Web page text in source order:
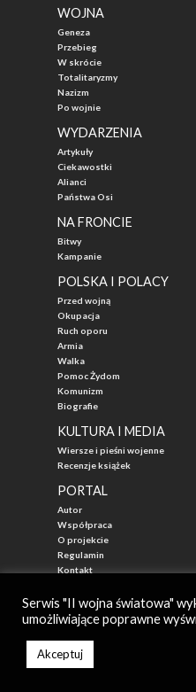
WOJNA
Geneza
Przebieg
W skrócie
Totalitaryzmy
Nazizm
Po wojnie
WYDARZENIA
Artykuły
Ciekawostki
Alianci
Państwa Osi
NA FRONCIE
Bitwy
Kampanie
POLSKA I POLACY
Przed wojną
Okupacja
Ruch oporu
Armia
Walka
Pomoc Żydom
Komunizm
Biografie
KULTURA I MEDIA
Wiersze i pieśni wojenne
Recenzje książek
PORTAL
Autor
Współpraca
O projekcie
Regulamin
Kontakt
Autor: Mateusz Łabuz
Zarząd: Katarzyna Mika-Łabuz
Serwis "II wojna światowa"
umożliwiające poprawne
Akceptuj